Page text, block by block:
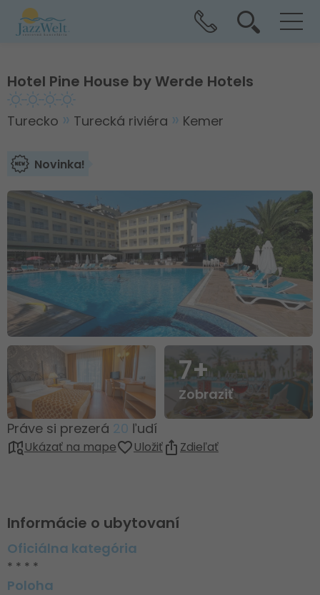
Hotel Pine House by Werde Hotels
Turecko Turecká riviéra Kemer
Novinka!
7+
Zobraziť
Práve si prezerá 20 ľudí
Ukázať na mape Uložiť Zdieľať
Informácie o ubytovaní
Oficiálna kategória
* * * *
Poloha